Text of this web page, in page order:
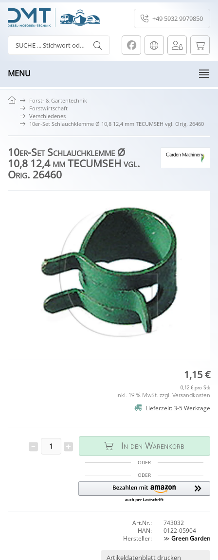
+49 5932 9979850
MENU
Forst- & Gartentechnik
Forstwirtschaft
Verschiedenes
10er-Set Schlauchklemme Ø 10,8 12,4 mm TECUMSEH vgl. Orig. 26460
10er-Set Schlauchklemme Ø
10,8 12,4 mm TECUMSEH vgl.
Orig. 26460
1,15 €
0,12 € pro Stk
inkl. 19 % MwSt. zzgl. Versandkosten
Lieferzeit: 3-5 Werktage
In den Warenkorb
ODER
ODER
Art.Nr.:
743032
HAN:
0122-05904
Hersteller:
≫ Green Garden
Artikeldatenblatt drucken